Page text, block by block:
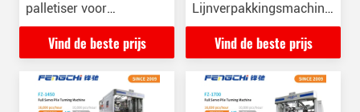
palletiser voor
verpakkingslijn
Vind de beste prijs
Lijnverpakkingsmachine
voor papierplaten
Vind de beste prijs